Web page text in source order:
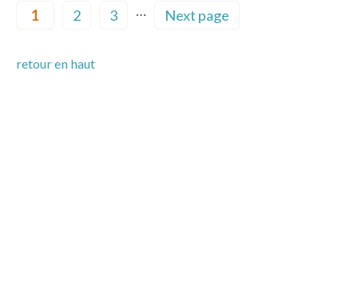
1 2 3
…
Next page
Next page
retour en haut